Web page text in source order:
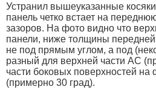
Устранил вышеуказанные
панель четко встает на
зазоров. На фото видно что
панели, ниже толщины
не под прямым углом, а под
разный для верхней части АС
части боковых поверхностей
(примерно 30 град).